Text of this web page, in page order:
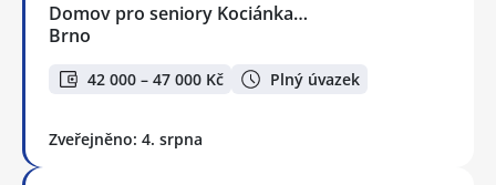
Domov pro seniory Kociánka…
Brno
42 000 – 47 000 Kč Plný úvazek
Zveřejněno: 4. srpna